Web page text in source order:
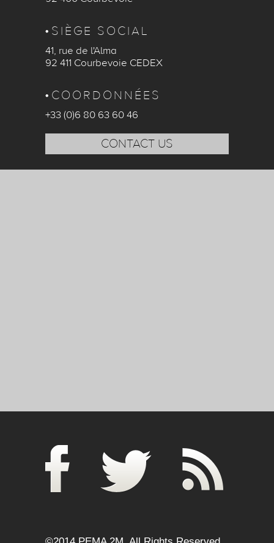
SIÈGE SOCIAL
41, rue de l'Alma
92 411 Courbevoie CEDEX
COORDONNÉES
+33 (0)6 80 63 60 46
CONTACT US